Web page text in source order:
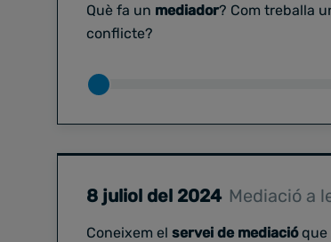
Què fa un mediador? Com treballa
conflicte?
8 juliol del 2024 Mediació a
Coneixem el servei de mediacióque